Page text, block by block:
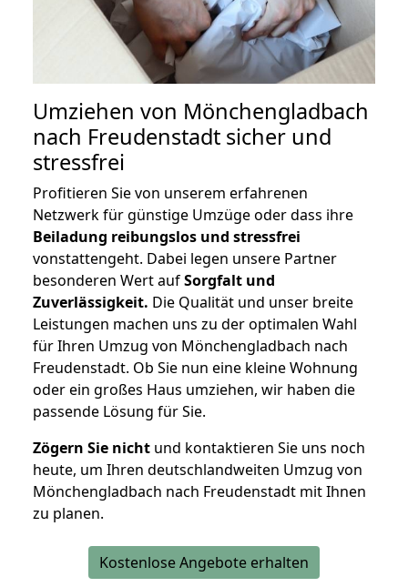
Umziehen von Mönchengladbach
nach Freudenstadt sicher und
stressfrei
Profitieren Sie von unserem erfahrenen
Netzwerk für günstige Umzüge oder dass ihre
Beiladung reibungslos und stressfrei
vonstattengeht. Dabei legen unsere Partner
besonderen Wert aufSorgfalt und
Zuverlässigkeit. Die Qualität und unser breite
Leistungen machen uns zu der optimalen Wahl
für Ihren Umzug von Mönchengladbach nach
Freudenstadt. Ob Sie nun eine kleine Wohnung
oder ein großes Haus umziehen, wir haben die
passende Lösung für Sie.
Zögern Sie nicht und kontaktieren Sie uns noch
heute, um Ihren deutschlandweiten Umzug von
Mönchengladbach nach Freudenstadt mit Ihnen
zu planen.
Kostenlose Angebote erhalten